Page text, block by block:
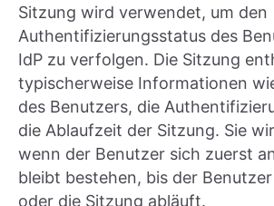
Sitzung wird verwendet, um den
Authentifizierungsstatus des
IdP zu verfolgen. Die Sitzung
typischerweise Informationen
des Benutzers, die
die Ablaufzeit der Sitzung. Sie
wenn der Benutzer sich zuerst
bleibt bestehen, bis der
oder die Sitzung abläuft.